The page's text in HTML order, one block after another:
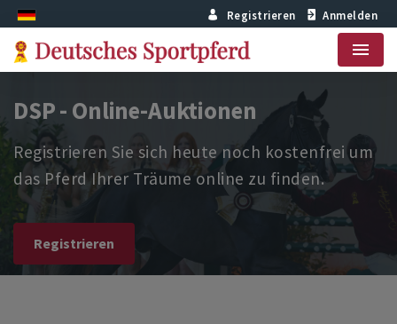
Registrieren Anmelden
Menu
DSP - Online-Auktionen
Registrieren Sie sich heute noch kostenfrei um
das Pferd Ihrer Träume online zu finden.
Registrieren